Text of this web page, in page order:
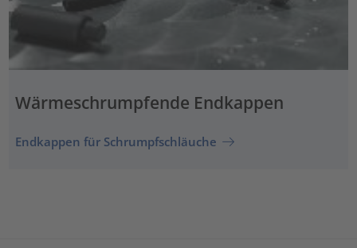
Wärmeschrumpfende Endkappen
Endkappen für Schrumpfschläuche